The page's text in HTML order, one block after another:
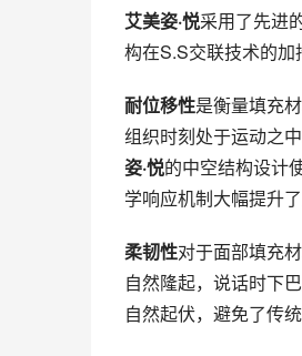
艾美姿·悦采用了先进
构在S.S交联技术的加
耐位移性是衡量填充
组织时刻处于运动之
姿·悦的中空结构设计
学响应机制大幅提升
柔韧性对于面部填充
自然隆起，说话时下
自然起伏，避免了传